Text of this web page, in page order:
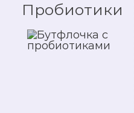
Пробиотики